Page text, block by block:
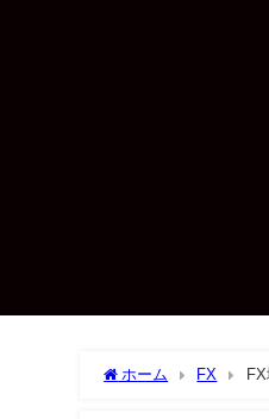
ホーム FX